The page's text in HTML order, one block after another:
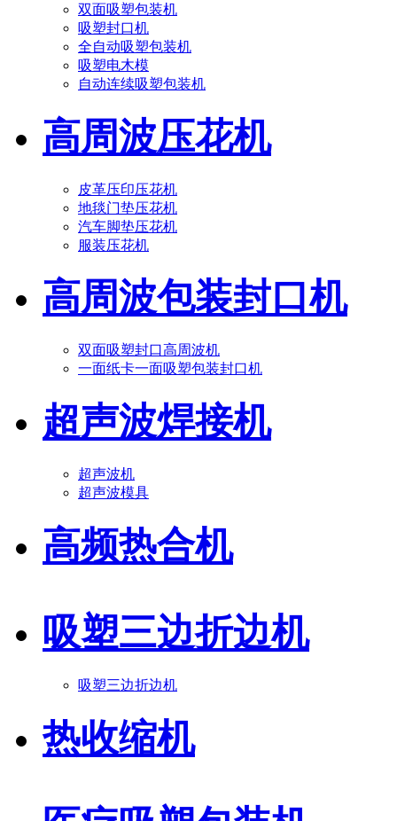
双面吸塑包装机
吸塑封口机
全自动吸塑包装机
吸塑电木模
自动连续吸塑包装机
高周波压花机
皮革压印压花机
地毯门垫压花机
汽车脚垫压花机
服装压花机
高周波包装封口机
双面吸塑封口高周波机
一面纸卡一面吸塑包装封口机
超声波焊接机
超声波机
超声波模具
高频热合机
吸塑三边折边机
吸塑三边折边机
热收缩机